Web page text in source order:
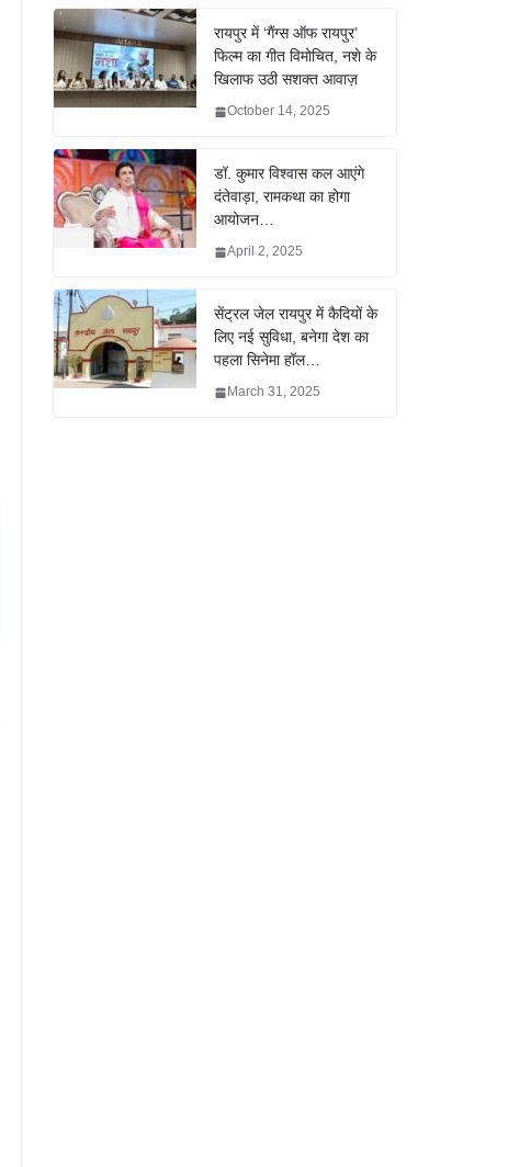
रायपुर में ‘गैंग्स ऑफ रायपुर’
फिल्म का गीत विमोचित, नशे के
खिलाफ उठी सशक्त आवाज़
October 14, 2025
डॉ. कुमार विश्वास कल आएंगे
दंतेवाड़ा, रामकथा का होगा
आयोजन…
April 2, 2025
सेंट्रल जेल रायपुर में कैदियों के
लिए नई सुविधा, बनेगा देश का
पहला सिनेमा हॉल…
March 31, 2025